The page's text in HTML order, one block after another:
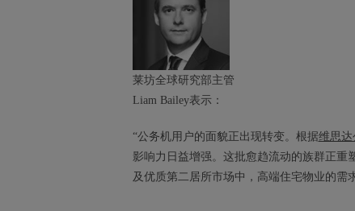
莱坊全球研究部主管
Liam Bailey表示：
“公务机用户的面貌正出现转变。根据维思达
影响力日益增强。这批愈趋流动的族群正
及优质第二居所市场中，高端住宅物业的需